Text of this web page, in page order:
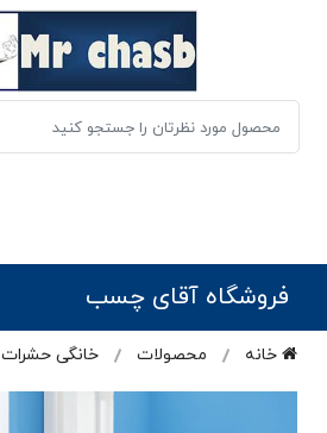
فروشگاه آقای چسب
خانه محصولات خانگی حشرات